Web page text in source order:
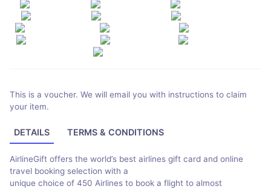
This is a voucher. We will email you with instructions to claim
your item.
DETAILS TERMS & CONDITIONS
AirlineGift offers the world’s best airlines gift card and online
travel booking selection with a
unique choice of 450 Airlines to book a flight to almost